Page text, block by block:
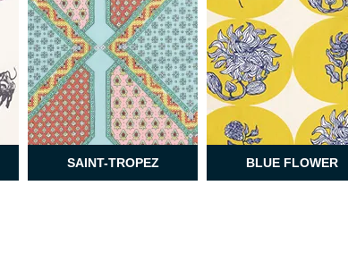
SAINT-TROPEZ BLUE FLOWER